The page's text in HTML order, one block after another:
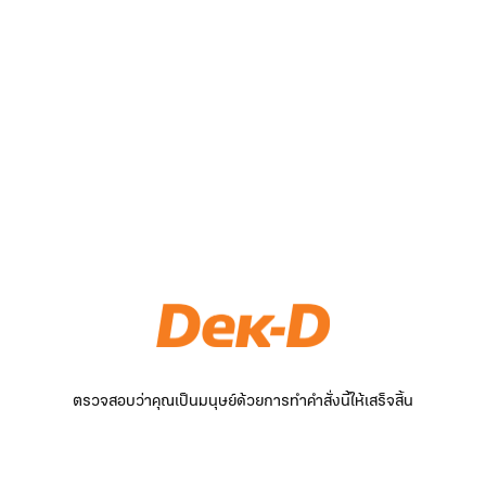
ตรวจสอบว่าคุณเป็นมนุษย์ด้วยการทำคำสั่งนี้ให้เสร็จสิ้น